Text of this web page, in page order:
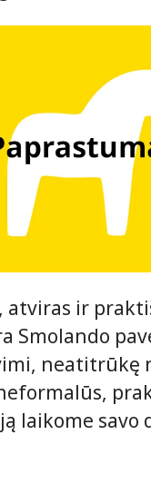
atviras ir
Smolando
neatitrūkę
laikome savo